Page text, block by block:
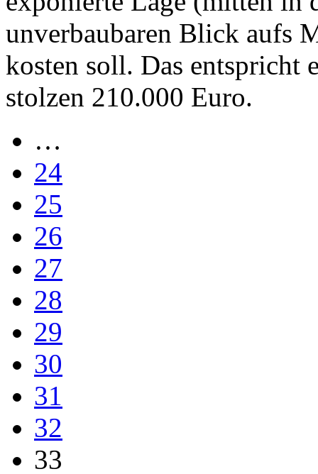
unverbaubaren Blick aufs
kosten soll. Das entspricht
stolzen 210.000 Euro.
…
24
25
26
27
28
29
30
31
32
33